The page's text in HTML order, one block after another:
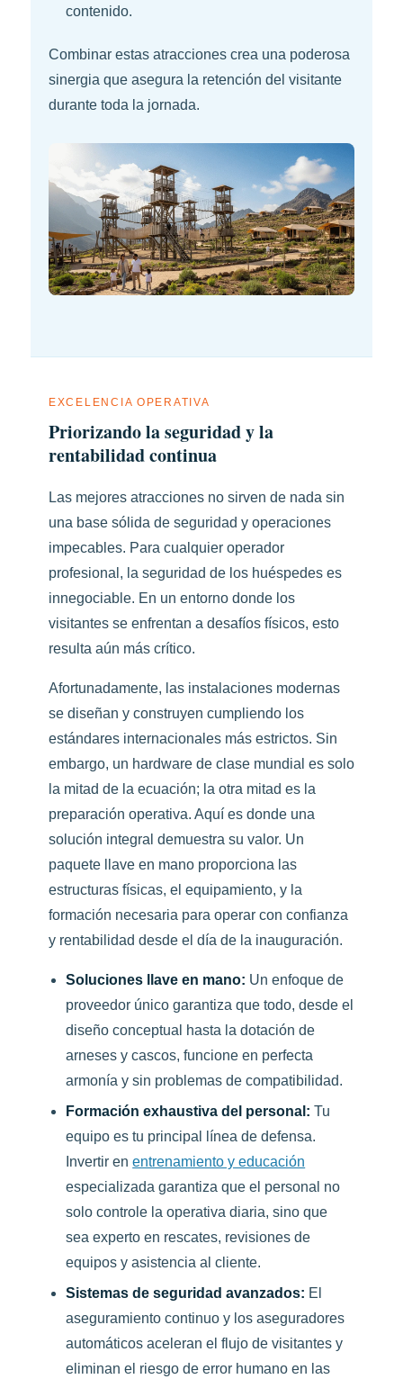
contenido.
Combinar estas atracciones crea una poderosa
sinergia que asegura la retención del visitante
durante toda la jornada.
EXCELENCIA OPERATIVA
Priorizando la seguridad y la
rentabilidad continua
Las mejores atracciones no sirven de nada sin
una base sólida de seguridad y operaciones
impecables. Para cualquier operador
profesional, la seguridad de los huéspedes es
innegociable. En un entorno donde los
visitantes se enfrentan a desafíos físicos, esto
resulta aún más crítico.
Afortunadamente, las instalaciones modernas
se diseñan y construyen cumpliendo los
estándares internacionales más estrictos. Sin
embargo, un hardware de clase mundial es solo
la mitad de la ecuación; la otra mitad es la
preparación operativa. Aquí es donde una
solución integral demuestra su valor. Un
paquete llave en mano proporciona las
estructuras físicas, el equipamiento, y la
formación necesaria para operar con confianza
y rentabilidad desde el día de la inauguración.
Soluciones llave en mano: Un enfoque de
proveedor único garantiza que todo, desde el
diseño conceptual hasta la dotación de
arneses y cascos, funcione en perfecta
armonía y sin problemas de compatibilidad.
Formación exhaustiva del personal: Tu
equipo es tu principal línea de defensa.
Invertir enentrenamiento y educación
especializada garantiza que el personal no
solo controle la operativa diaria, sino que
sea experto en rescates, revisiones de
equipos y asistencia al cliente.
Sistemas de seguridad avanzados: El
aseguramiento continuo y los aseguradores
automáticos aceleran el flujo de visitantes y
eliminan el riesgo de error humano en las